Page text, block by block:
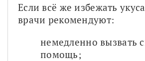
Если всё же избежать
врачи рекомендуют:
немедленно вызвать
помощь;